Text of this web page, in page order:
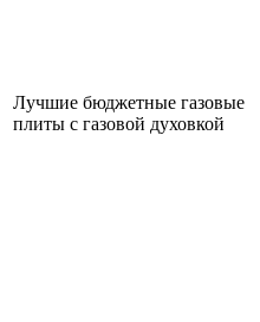
Лучшие бюджетные газовые
плиты с газовой духовкой